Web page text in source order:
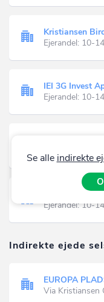
Kristiansen
Ejerandel: 10-
IEI 3G Invest
Ejerandel: 10-
LE
Ejerandel: 10-
Indirekte ejede
EUROPA
Via Kristiansen
Se alle indirekte